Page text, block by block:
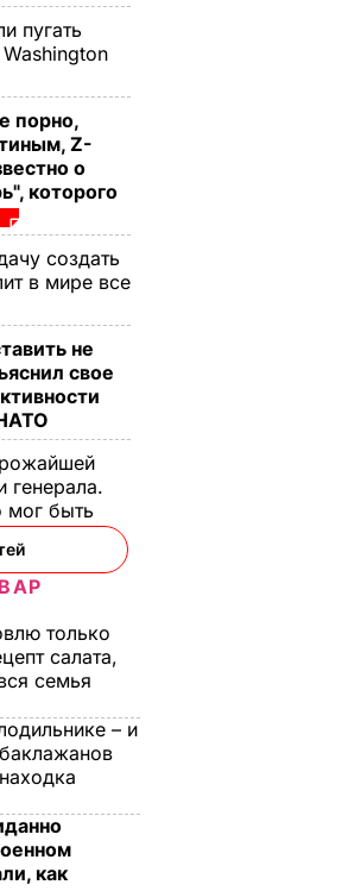
принял
продлить
в
пугать
порно,
Z-
о
которого
создать
в мире все
не
свое
генерала.
мог быть
только
салата,
семья
– и
как